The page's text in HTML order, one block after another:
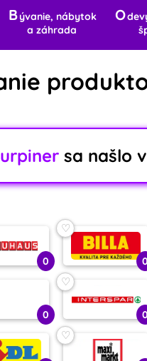
Bývanie, nábytok
a záhrada
O
sa našlo v
0 0
♡
0 0
♡
♡